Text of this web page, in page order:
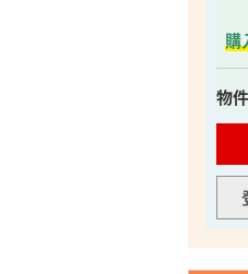
購
物